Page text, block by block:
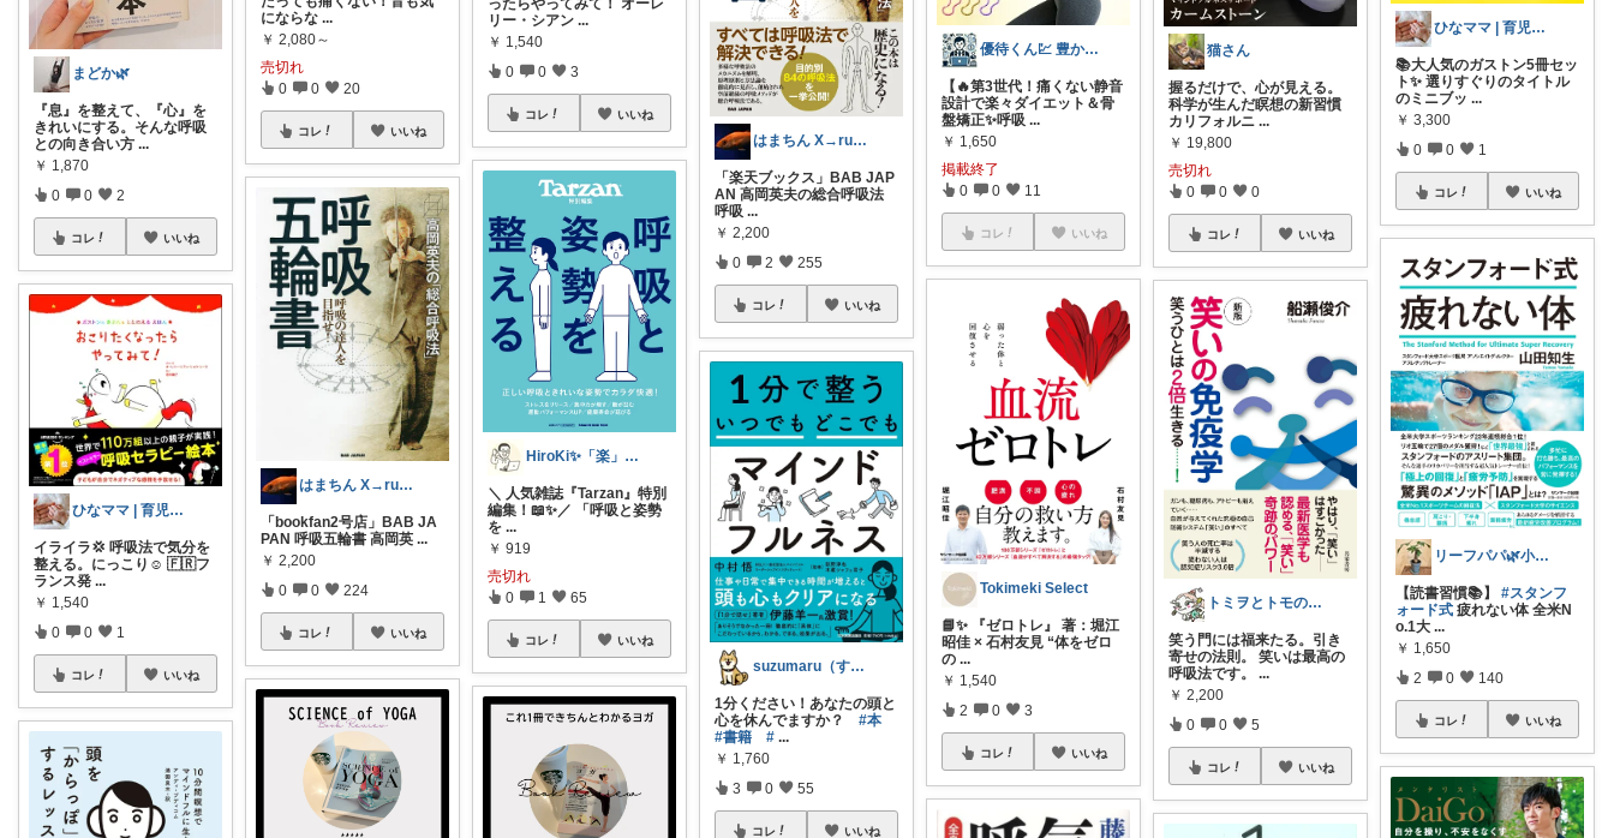
まどか🌿
『息』を整えて、『心』を
きれいにする。そんな呼吸
との向き合い方 ...
￥ 1,870
0 0 2
コレ いいね
ひなママ | 育児‪ꕤ絵本ꕤ知育など
イライラ💢 呼吸法で気分を
整える。にっこり☺️ 🇫🇷フ
ランス発 ...
￥ 1,540
0 0 1
コレ いいね
にならな ...
￥ 2,080～
売切れ
0 0 20
コレ いいね
はまちん X→rubysnapper75
「bookfan2号店」BAB JA
PAN 呼吸五輪書 高岡英 ...
￥ 2,200
0 0 224
コレ いいね
ったらやってみて！ オーレ
リー・シアン ...
￥ 1,540
0 0 3
コレ いいね
HiroKi✨「楽」をいつもココから🎯
＼ 人気雑誌『Tarzan』特別
編集！📖✨／ 「呼吸と姿勢
を ...
￥ 919
売切れ
0 1 65
コレ いいね
はまちん X→rubysnapper75
「楽天ブックス」BAB JAP
AN 高岡英夫の総合呼吸法
呼吸 ...
￥ 2,200
0 2 255
コレ いいね
suzumaru（すずまる）
1分ください！あなたの頭と
心を休んでますか？#本
#書籍
# ...
￥ 1,760
3 0 55
コレ いいね
優待くん💹 豊かな暮らし☘️
【🔥第3世代！痛くない静音
設計で楽々ダイエット＆骨
盤矯正✨呼吸 ...
￥ 1,650
掲載終了
0 0 11
コレ いいね
Tokimeki Select
📘✨ 『ゼロトレ』 著：堀江
昭佳 × 石村友見 “体をゼロ
の ...
￥ 1,540
2 0 3
コレ いいね
猫さん
握るだけで、心が見える。
科学が生んだ瞑想の新習慣
カリフォルニ ...
￥ 19,800
売切れ
0 0 0
コレ いいね
トミヲとトモの部屋☆(≧▽≦)／
笑う門には福来たる。引き
寄せの法則。 笑いは最高の
呼吸法です。
...
￥ 2,200
0 0 5
コレ いいね
ひなママ | 育児‪ꕤ絵本ꕤ知育など
📚大人気のガストン5冊セッ
ト✨ 選りすぐりのタイトル
のミニブッ ...
￥ 3,300
0 0 1
コレ いいね
リーフパパ🌿小学2年生女の子のパパ
【読書習慣📚】#スタンフ
ォード式 疲れない体 全米N
o.1大 ...
￥ 1,650
2 0 140
コレ いいね